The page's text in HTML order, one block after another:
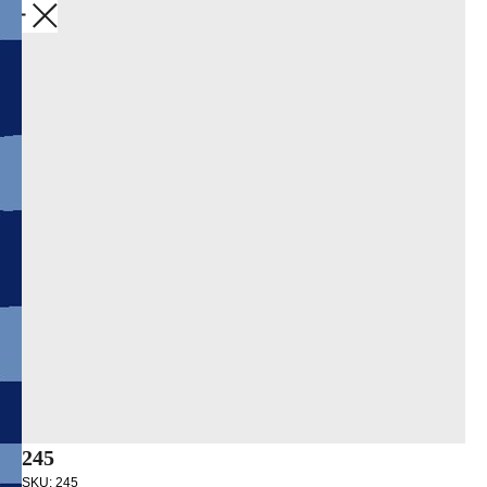
Закрыть
245
SKU: 245